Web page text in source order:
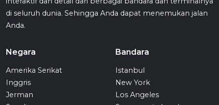
di seluruh dunia. Sehingga Anda dapat menemukan jalan
Anda.
Negara
Amerika Serikat
Inggris
Jerman
Bandara
Istanbul
New York
Los Angeles